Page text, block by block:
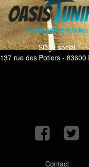
Siège social
137 rue des Potiers - 83600
Contact